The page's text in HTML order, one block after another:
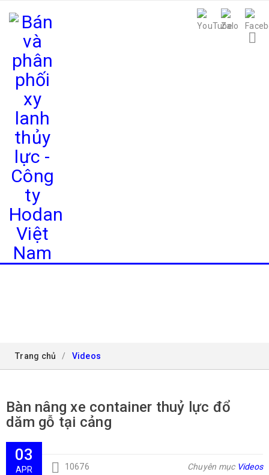
Trang chủ / Videos
Bàn nâng xe container thuỷ lực đổ
dăm gỗ tại cảng
03
APR 10676 Chuyên mục Videos